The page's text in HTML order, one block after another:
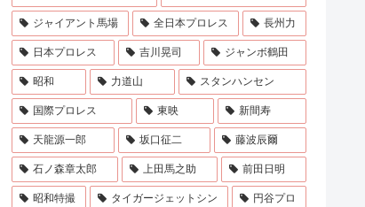
ジャイアント馬場 全日本プロレス 長州力
日本プロレス 吉川晃司 ジャンボ鶴田
昭和 力道山 スタンハンセン
国際プロレス 東映 新間寿
天龍源一郎 坂口征二 藤波辰爾
石ノ森章太郎 上田馬之助 前田日明
昭和特撮 タイガージェットシン 円谷プロ